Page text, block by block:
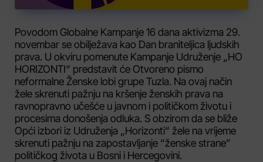
Povodom Globalne Kampanje 16 dana aktivizma 29.
novembar se obilježava kao Dan braniteljica ljudskih
prava. U okviru pomenute Kampanje Udruženje „HO
HORIZONTI“ predstavit će Otvoreno pismo
neformalne Ženske lobi grupe Tuzla. Na ovaj način
žele skrenuti pažnju na kršenje ženskih prava na
ravnopravno učešće u javnom i političkom životu i
procesima donošenja odluka. S obzirom da se bliže
Opći izbori iz Udruženja „Horizonti“ žele na vrijeme
skrenuti pažnju na zapostavljanje “ženske strane”
političkog života u Bosni i Hercegovini.